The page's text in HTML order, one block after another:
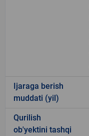
Ijaraga berish
muddati (yil)
Qurilish
ob'yektini tashqi